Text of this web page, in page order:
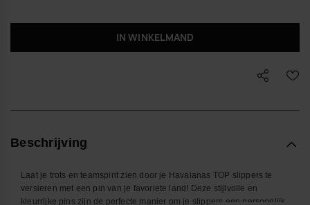
IN WINKELMAND
Beschrijving
Laat je trots en teamspirit zien door je Havaianas TOP slippers te
versieren met een pin van je favoriete land! Deze stijlvolle en
kleurrijke pins zijn de perfecte manier om je slippers een persoonlijk